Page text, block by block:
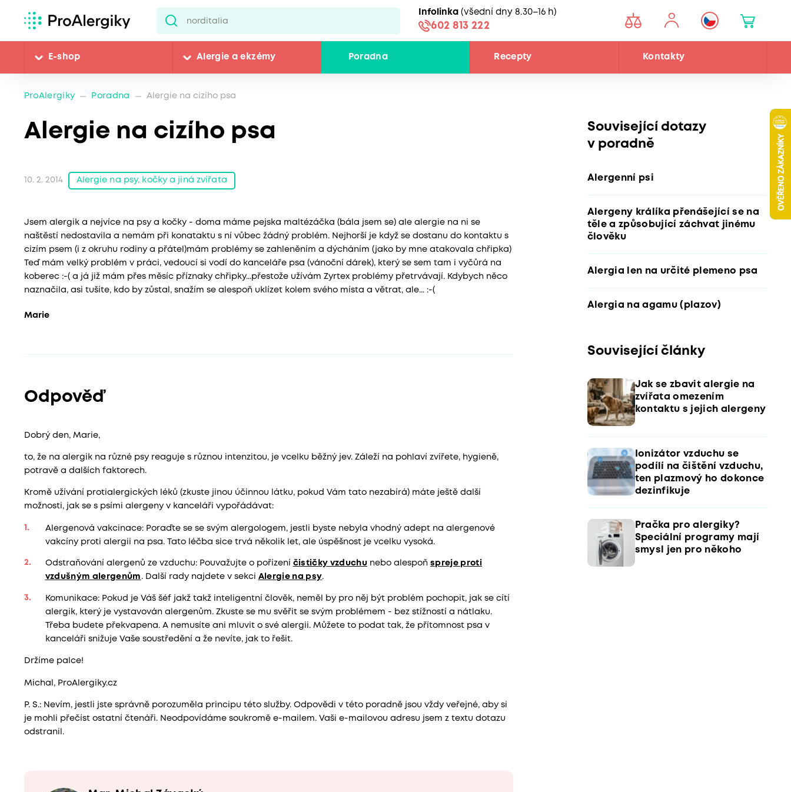
Infolinka (všední dny 8.30–16 h)
602 813 222
E-shop Alergie a ekzémy Poradna Recepty Kontakty
ProAlergiky Poradna Alergie na cizího psa
Alergie na cizího psa
10. 2. 2014 Alergie na psy, kočky a jiná zvířata
Jsem alergik a nejvíce na psy a kočky - doma máme pejska maltézáčka (bála jsem se) ale alergie na ni se
naštěstí nedostavila a nemám při konataktu s ní vůbec žádný problém. Nejhorší je když se dostanu do kontaktu s
cizím psem (i z okruhu rodiny a přátel)mám problémy se zahleněním a dýcháním (jako by mne atakovala chřipka)
Teď mám velký problém v práci, vedoucí si vodí do kanceláře psa (vánoční dárek), který se sem tam i vyčůrá na
koberec :-( a já již mám přes měsíc příznaky chřipky...přestože užívám Zyrtex problémy přetrvávají. Kdybych něco
naznačila, asi tušíte, kdo by zůstal, snažím se alespoň uklízet kolem svého místa a větrat, ale... :-(
Marie
Odpověď
Dobrý den, Marie,
to, že na alergik na různé psy reaguje s různou intenzitou, je vcelku běžný jev. Záleží na pohlaví zvířete, hygieně,
potravě a dalších faktorech.
Kromě užívání protialergických léků (zkuste jinou účinnou látku, pokud Vám tato nezabírá) máte ještě další
možnosti, jak se s psími alergeny v kanceláři vypořádávat:
Alergenová vakcinace: Poraďte se se svým alergologem, jestli byste nebyla vhodný adept na alergenové
vakcíny proti alergii na psa. Tato léčba sice trvá několik let, ale úspěšnost je vcelku vysoká.
Odstraňování alergenů ze vzduchu: Pouvažujte o pořízení čističky vzduchunebo alespoň spreje proti
vzdušným alergenům . Další rady najdete v sekci Alergie na psy.
Komunikace: Pokud je Váš šéf jakž takž inteligentní člověk, neměl by pro něj být problém pochopit, jak se cítí
alergik, který je vystavován alergenům. Zkuste se mu svěřit se svým problémem - bez stížností a nátlaku.
Třeba budete překvapena. A nemusíte ani mluvit o své alergii. Můžete to podat tak, že přítomnost psa v
kanceláři snižuje Vaše soustředění a že nevíte, jak to řešit.
Držíme palce!
Michal, ProAlergiky.cz
P. S.: Nevím, jestli jste správně porozuměla principu této služby. Odpovědi v této poradně jsou vždy veřejné, aby si
je mohli přečíst ostatní čtenáři. Neodpovídáme soukromě e-mailem. Vaši e-mailovou adresu jsem z textu dotazu
odstranil.
Související dotazy
v poradně
Alergenní psi
Alergeny králíka přenášející se na
těle a způsobující záchvat jinému
člověku
Alergia len na určité plemeno psa
Alergia na agamu (plazov)
Související články
Jak se zbavit alergie na
zvířata omezením
kontaktu s jejich alergeny
Ionizátor vzduchu se
podílí na čištění vzduchu,
ten plazmový ho dokonce
dezinfikuje
Pračka pro alergiky?
Speciální programy mají
smysl jen pro někoho